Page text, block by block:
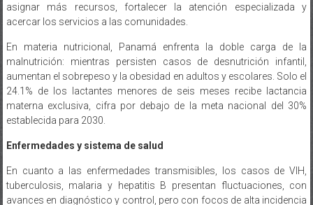
asignar más recursos, fortalecer la atención especializada y
acercar los servicios a las comunidades.
En materia nutricional, Panamá enfrenta la doble carga de la
malnutrición: mientras persisten casos de desnutrición infantil,
aumentan el sobrepeso y la obesidad en adultos y escolares. Solo el
24.1% de los lactantes menores de seis meses recibe lactancia
materna exclusiva, cifra por debajo de la meta nacional del 30%
establecida para 2030.
Enfermedades y sistema de salud
En cuanto a las enfermedades transmisibles, los casos de VIH,
tuberculosis, malaria y hepatitis B presentan fluctuaciones, con
avances en diagnóstico y control, pero con focos de alta incidencia